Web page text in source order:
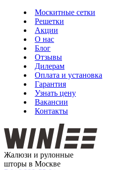
Москитные сетки
Решетки
Акции
О нас
Блог
Отзывы
Дилерам
Оплата и установка
Гарантия
Узнать цену
Вакансии
Контакты
Жалюзи и рулонные
шторы в Москве